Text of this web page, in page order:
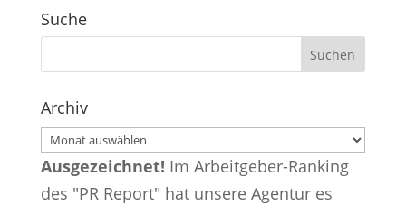
Suche
Archiv
Archiv
Ausgezeichnet! Im Arbeitgeber-Ranking
des "PR Report" hat unsere Agentur es